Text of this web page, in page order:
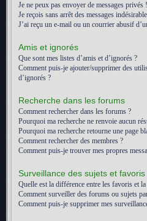
Je ne peux pas envoyer de messages privés !
Je reçois sans arrêt des messages
J’ai reçu un e-mail ou un courrier abusif
Amis et ignorés
Que sont mes listes d’amis et d’ignorés ?
Comment puis-je ajouter/supprimer des
d’ignorés ?
Recherche dans les forums
Comment rechercher dans les forums ?
Pourquoi ma recherche ne renvoie aucun
Pourquoi ma recherche retourne une page
Comment rechercher des membres ?
Comment puis-je trouver mes propres
Surveillance des sujets et favoris
Quelle est la différence entre les favoris et
Comment surveiller des forums ou sujets
Comment puis-je supprimer mes